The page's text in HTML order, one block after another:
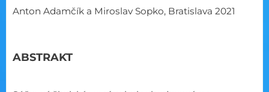
Anton Adamčík a Miroslav Sopko, Bratislava 2021
ABSTRAKT